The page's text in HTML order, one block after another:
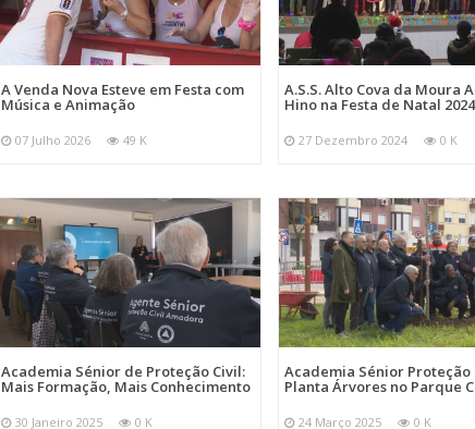
A Venda Nova Esteve em Festa com
Música e Animação
07 Julho 2026 49 K
A.S.S. Alto Cova da Moura
Hino na Festa de Natal 2024
27 Dezembro 2024 0 K
Academia Sénior de Proteção Civil:
Mais Formação, Mais Conhecimento
30 Janeiro 2025 0 K
Academia Sénior Proteção
Planta Árvores no Parque
24 Março 2025 0 K